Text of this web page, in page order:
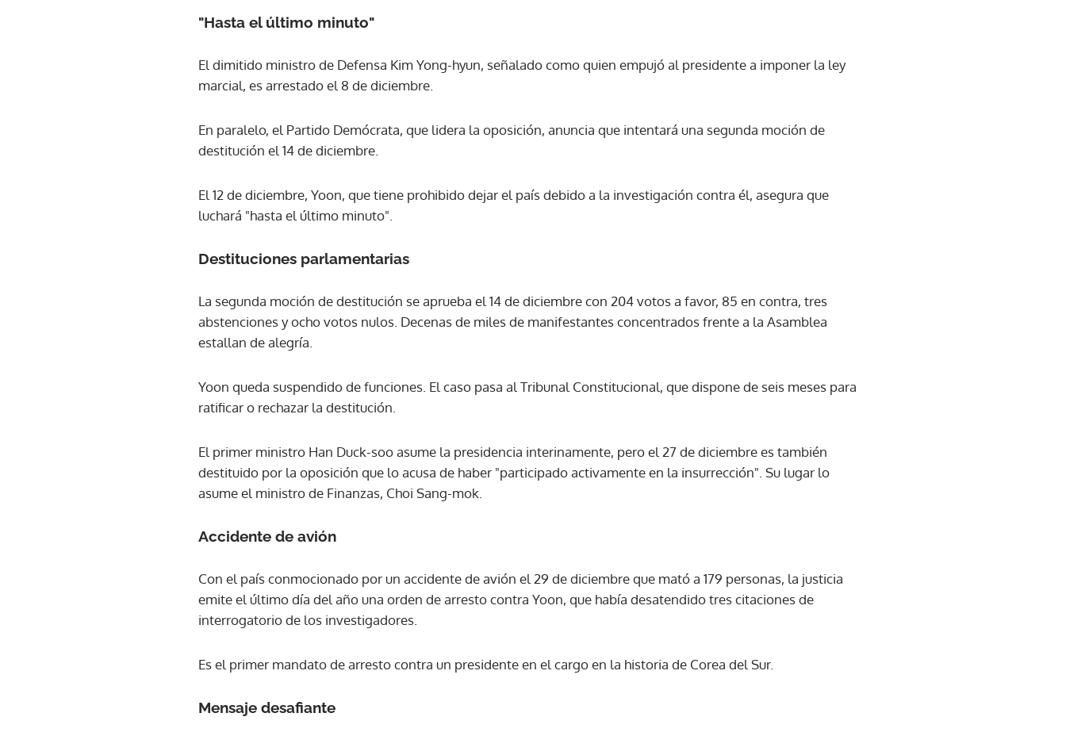
"Hasta el último minuto"
El dimitido ministro de Defensa Kim Yong-hyun, señalado como quien empujó al presidente a imponer la ley
marcial, es arrestado el 8 de diciembre.
En paralelo, el Partido Demócrata, que lidera la oposición, anuncia que intentará una segunda moción de
destitución el 14 de diciembre.
El 12 de diciembre, Yoon, que tiene prohibido dejar el país debido a la investigación contra él, asegura que
luchará "hasta el último minuto".
Destituciones parlamentarias
La segunda moción de destitución se aprueba el 14 de diciembre con 204 votos a favor, 85 en contra, tres
abstenciones y ocho votos nulos. Decenas de miles de manifestantes concentrados frente a la Asamblea
estallan de alegría.
Yoon queda suspendido de funciones. El caso pasa al Tribunal Constitucional, que dispone de seis meses para
ratificar o rechazar la destitución.
El primer ministro Han Duck-soo asume la presidencia interinamente, pero el 27 de diciembre es también
destituido por la oposición que lo acusa de haber "participado activamente en la insurrección". Su lugar lo
asume el ministro de Finanzas, Choi Sang-mok.
Accidente de avión
Con el país conmocionado por un accidente de avión el 29 de diciembre que mató a 179 personas, la justicia
emite el último día del año una orden de arresto contra Yoon, que había desatendido tres citaciones de
interrogatorio de los investigadores.
Es el primer mandato de arresto contra un presidente en el cargo en la historia de Corea del Sur.
Mensaje desafiante